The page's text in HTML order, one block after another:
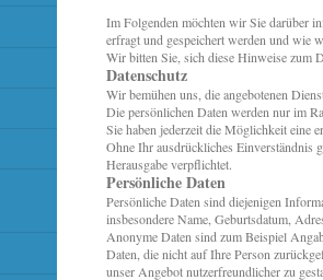
Im Folgenden möchten wir Sie darüber
erfragt und gespeichert werden und wie
Wir bitten Sie, sich diese Hinweise zum
Datenschutz
Wir bemühen uns, die angebotenen
Die persönlichen Daten werden nur im
Sie haben jederzeit die Möglichkeit eine
Ohne Ihr ausdrückliches Einverständnis
Herausgabe verpflichtet.
Persönliche Daten
Persönliche Daten sind diejenigen
insbesondere Name, Geburtsdatum,
Anonyme Daten sind zum Beispiel
Daten, die nicht auf Ihre Person
unser Angebot nutzerfreundlicher zu